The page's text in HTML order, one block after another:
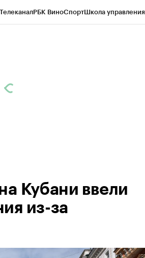
ТелеканалРБК ВиноСпортШкола
Кубани ввели
из-за